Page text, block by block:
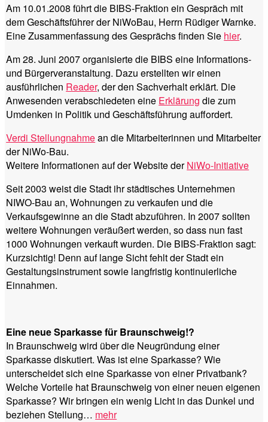
Am 10.01.2008 führt die BIBS-Fraktion ein Gespräch mit
dem Geschäftsführer der NiWoBau, Herrn Rüdiger Warnke.
Eine Zusammenfassung des Gesprächs finden Sie hier.
Am 28. Juni 2007 organisierte die BIBS eine Informations-
und Bürgerveranstaltung. Dazu erstellten wir einen
ausführlichen Reader, der den Sachverhalt erklärt. Die
Anwesenden verabschiedeten eine Erklärung die zum
Umdenken in Politik und Geschäftsführung auffordert.
Verdi Stellungnahmean die Mitarbeiterinnen und Mitarbeiter
der NiWo-Bau.
Weitere Informationen auf der Website derNiWo-Initiative
Seit 2003 weist die Stadt ihr städtisches Unternehmen
NIWO-Bau an, Wohnungen zu verkaufen und die
Verkaufsgewinne an die Stadt abzuführen. In 2007 sollten
weitere Wohnungen veräußert werden, so dass nun fast
1000 Wohnungen verkauft wurden. Die BIBS-Fraktion sagt:
Kurzsichtig! Denn auf lange Sicht fehlt der Stadt ein
Gestaltungsinstrument sowie langfristig kontinuierliche
Einnahmen.
Eine neue Sparkasse für Braunschweig!?
In Braunschweig wird über die Neugründung einer
Sparkasse diskutiert. Was ist eine Sparkasse? Wie
unterscheidet sich eine Sparkasse von einer Privatbank?
Welche Vorteile hat Braunschweig von einer neuen eigenen
Sparkasse? Wir bringen ein wenig Licht in das Dunkel und
beziehen Stellung… mehr